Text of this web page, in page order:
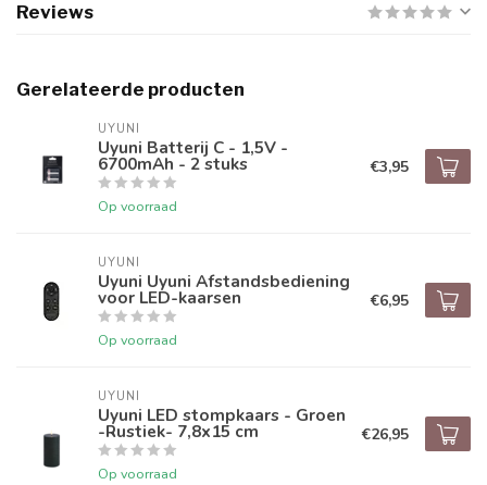
Reviews
Gerelateerde producten
UYUNI
Uyuni Batterij C - 1,5V -
6700mAh - 2 stuks
Op voorraad
€3,95
UYUNI
Uyuni Uyuni Afstandsbediening
voor LED-kaarsen
Op voorraad
€6,95
UYUNI
Uyuni LED stompkaars - Groen
-Rustiek- 7,8x15 cm
Op voorraad
€26,95